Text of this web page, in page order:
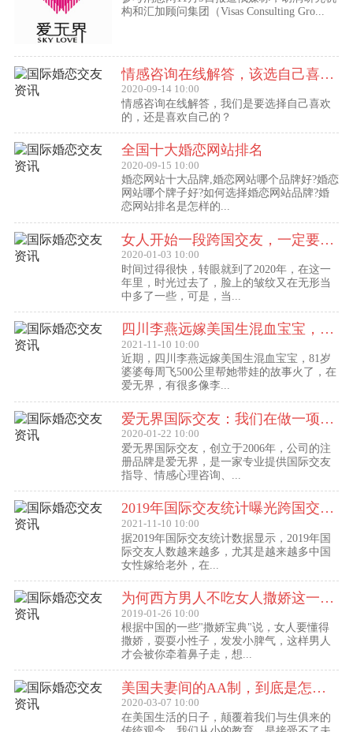
构和汇加顾问集团（Visas Consulting Gro...
情感咨询在线解答，该选自己喜欢的,还是喜欢自己的？
2020-09-14 10:00
情感咨询在线解答，我们是要选择自己喜欢
的，还是喜欢自己的？
全国十大婚恋网站排名
2020-09-15 10:00
婚恋网站十大品牌,婚恋网站哪个品牌好?婚恋
网站哪个牌子好?如何选择婚恋网站品牌?婚
恋网站排名是怎样的...
女人开始一段跨国交友，一定要问自己这几个问题
2020-01-03 10:00
时间过得很快，转眼就到了2020年，在这一
年里，时光过去了，脸上的皱纹又在无形当
中多了一些，可是，当...
四川李燕远嫁美国生混血宝宝，这些跨国交友的真实故事可能你还没听过！
2021-11-10 10:00
近期，四川李燕远嫁美国生混血宝宝，81岁
婆婆每周飞500公里帮她带娃的故事火了，在
爱无界，有很多像李...
爱无界国际交友：我们在做一项关于女人幸福的事业
2020-01-22 10:00
爱无界国际交友，创立于2006年，公司的注
册品牌是爱无界，是一家专业提供国际交友
指导、情感心理咨询、...
2019年国际交友统计曝光跨国交友惊人内幕：女性嫁给老外比男士娶外国老婆数量更多
2021-11-10 10:00
据2019年国际交友统计数据显示，2019年国
际交友人数越来越多，尤其是越来越多中国
女性嫁给老外，在...
为何西方男人不吃女人撒娇这一套？
2019-01-26 10:00
根据中国的一些"撒娇宝典"说，女人要懂得
撒娇，耍耍小性子，发发小脾气，这样男人
才会被你牵着鼻子走，想...
美国夫妻间的AA制，到底是怎么回事？
2020-03-07 10:00
在美国生活的日子，颠覆着我们与生俱来的